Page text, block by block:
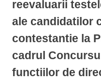
de
director
adjunct
din
unitatilor
invatamant
preuniversitar
de
stat
reevaluarii
ale candidatilor
contestantie la
cadrul
functiilor de